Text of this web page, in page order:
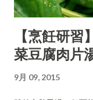
【烹飪研
菜豆腐肉片
9月 09, 2015